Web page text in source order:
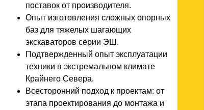
поставок от производителя.
Опыт изготовления сложных опорных
баз для тяжелых шагающих
экскаваторов серии ЭШ.
Подтвержденный опыт эксплуатации
техники в экстремальном климате
Крайнего Севера.
Всесторонний подход к проектам: от
этапа проектирования до монтажа и